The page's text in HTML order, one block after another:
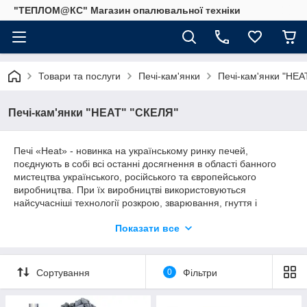
"ТЕПЛОМ@КС" Магазин опалювальної техніки
Товари та послуги Печі-кам'янки Печі-кам'янки
Печі-кам'янки "HEAT" "СКЕЛЯ"
Печі «Heat» - новинка на українському ринку печей,
поєднують в собі всі останні досягнення в області банного
мистецтва українського, російського та європейського
виробництва. При їх виробництві використовуються
найсучасніші технології розкрою, зварювання, гнуття і
кг каменів (при середній тепловій потужності), що дозволяє
одержувати велику кількість пари при використанні печей
«Heat» в російській лазні і максимально зберігати тепло у
Показати все
Сортування 0 Фільтри